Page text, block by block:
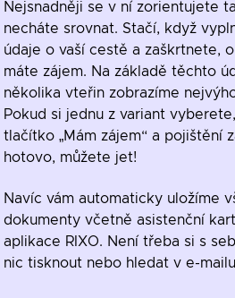
Nejsnadněji se v ní zorientujete
necháte srovnat. Stačí, když
údaje o vaší cestě a zaškrtnete,
máte zájem. Na základě těchto
několika vteřin zobrazíme
Pokud si jednu z variant
tlačítko „Mám zájem“ a pojištění
hotovo, můžete jet!
Navíc vám automaticky uložíme
dokumenty včetně asistenční
aplikace RIXO. Není třeba si s
nic tisknout nebo hledat v e-